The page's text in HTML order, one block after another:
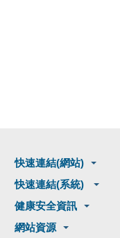
快速連結(網站)
快速連結(系統)
健康安全資訊
網站資源